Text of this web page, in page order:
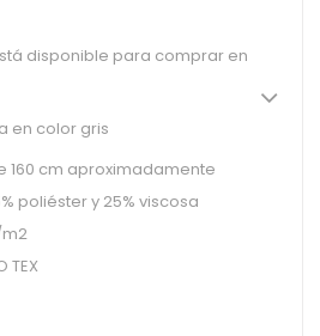
está disponible para comprar en
en color gris
160 cm aproximadamente
poliéster y 25% viscosa
TEX